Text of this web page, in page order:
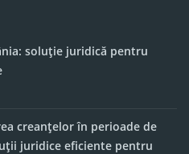
soluție juridică pentru
creanțelor în perioade de
juridice eficiente pentru